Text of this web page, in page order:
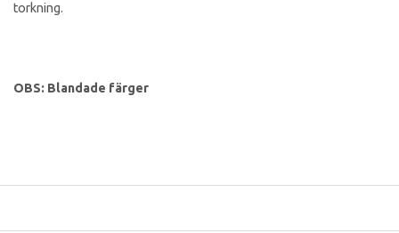
torkning.
OBS: Blandade färger